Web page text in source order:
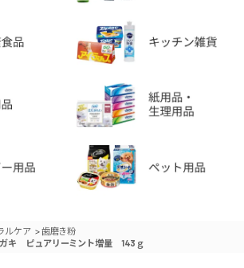
ルケア >歯磨き粉
キ ピュアリーミント増量 143ｇ